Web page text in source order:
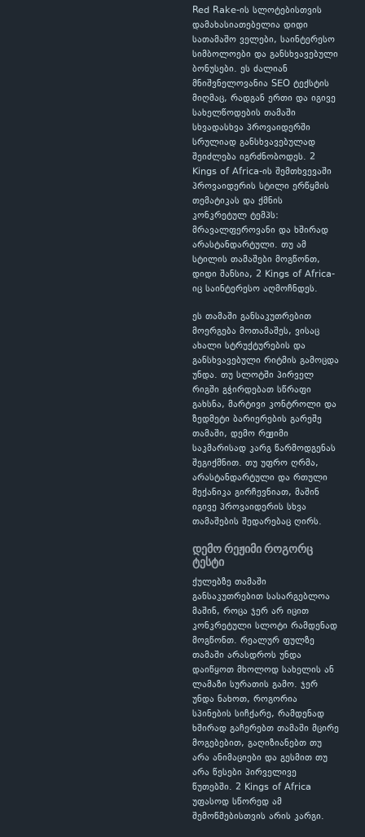
Red Rake-ის სლოტებისთვის
დამახასიათებელია დიდი
სათამაშო ველები, საინტერესო
სიმბოლოები და განსხვავებული
ბონუსები. ეს ძალიან
მნიშვნელოვანია SEO ტექსტის
მიღმაც, რადგან ერთი და იგივე
სახელწოდების თამაში
სხვადასხვა პროვაიდერში
სრულიად განსხვავებულად
შეიძლება იგრძნობოდეს. 2
Kings of Africa-ის შემთხვევაში
პროვაიდერის სტილი ერწყმის
თემატიკას და ქმნის
კონკრეტულ ტემპს:
მრავალფეროვანი და ხშირად
არასტანდარტული. თუ ამ
სტილის თამაშები მოგწონთ,
დიდი შანსია, 2 Kings of Africa-
იც საინტერესო აღმოჩნდეს.
ეს თამაში განსაკუთრებით
მოერგება მოთამაშეს, ვისაც
ახალი სტრუქტურების და
განსხვავებული რიტმის გამოცდა
უნდა. თუ სლოტში პირველ
რიგში გჭირდებათ სწრაფი
გახსნა, მარტივი კონტროლი და
ზედმეტი ბარიერების გარეშე
თამაში, დემო რეჟიმი
საკმარისად კარგ წარმოდგენას
შეგიქმნით. თუ უფრო ღრმა,
არასტანდარტული და რთული
მექანიკა გირჩევნიათ, მაშინ
იგივე პროვაიდერის სხვა
თამაშების შედარებაც ღირს.
დემო რეჟიმი როგორც
ტესტი
ქულებზე თამაში
განსაკუთრებით სასარგებლოა
მაშინ, როცა ჯერ არ იცით
კონკრეტული სლოტი რამდენად
მოგწონთ. რეალურ ფულზე
თამაში არასდროს უნდა
დაიწყოთ მხოლოდ სახელის ან
ლამაზი სურათის გამო. ჯერ
უნდა ნახოთ, როგორია
სპინების სიჩქარე, რამდენად
ხშირად გაჩერებთ თამაში მცირე
მოგებებით, გაღიზიანებთ თუ
არა ანიმაციები და გესმით თუ
არა წესები პირველივე
წუთებში. 2 Kings of Africa
უფასოდ სწორედ ამ
შემოწმებისთვის არის კარგი.